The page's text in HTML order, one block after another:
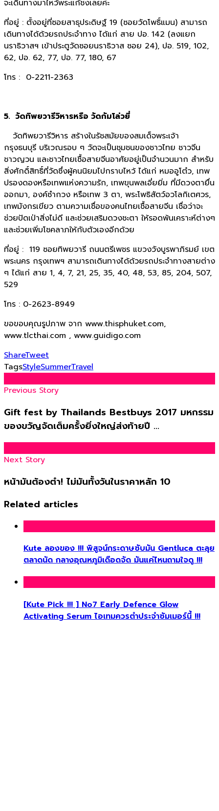
จะเดินทางมาไหว้พระแก้ชงเลยค่ะ
ที่อยู่ : ตั้งอยู่ที่ซอยสาธุประดิษฐ์ 19 (ซอยวัดโพธิ์แมน) สามารถ
เดินทางได้ด้วยรถประจำทาง ได้แก่ สาย ปอ. 142 (ลงแยก
นราธิวาสฯ เข้าประตูวัดซอยนราธิวาส ซอย 24), ปอ. 519, 102,
62, ปอ. 62, 77, ปอ. 77, 180, 67
โทร : 0-2211-2363
5. วัดทิพยวารีวิหารหรือ วัดกัมโล่วยี่
วัดทิพยวารีวิหาร สร้างในรัชสมัยของสมเด็จพระเจ้า
กรุงธนบุรี บริเวณรอบ ๆ วัดจะเป็นชุมชนของชาวไทย ชาวจีน
ชาวญวน และชาวไทยเชื้อสายจีนอาศัยอยู่เป็นจำนวนมาก สำหรับ
สิ่งศักดิ์สิทธิ์ที่วัดซึ่งผู้คนนิยมไปกราบไหว้ ได้แก่ หมออูโต๋ว, เทพ
ปรองดองหรือเทพแห่งความรัก, เทพขุนพลเอี่ยยิ่ม ที่มีดวงตายื่น
ออกมา, องค์ซำกวง หรือเทพ 3 ตา, พระโพธิสัตว์อวโลกิเตศวร,
เทพมังกรเขียว ตามความเชื่อของคนไทยเชื้อสายจีน เชื่อว่าจะ
ช่วยปัดเป่าสิ่งไม่ดี และช่วยเสริมดวงชะตา ให้รอดพ้นเคราะห์ต่างๆ
และช่วยเพิ่มโชคลาภให้กับตัวเองอีกด้วย
ที่อยู่ : 119 ซอยทิพยวารี ถนนตรีเพชร แขวงวังบูรพาภิรมย์ เขต
พระนคร กรุงเทพฯ สามารถเดินทางได้ด้วยรถประจำทางสายต่าง
ๆ ได้แก่ สาย 1, 4, 7, 21, 25, 35, 40, 48, 53, 85, 204, 507,
529
โทร : 0-2623-8949
ขอขอบคุณรูปภาพ จาก www.thisphuket.com,
www.tlcthai.com , www.guidigo.com
ShareTweet
TagsStyleSummerTravel
Previous Story
Gift fest by Thailands Bestbuys 2017 มหกรรม
ของขวัญจัดเต็มครั้งยิ่งใหญ่ส่งท้ายปี ...
Next Story
หน้ามันต้องตำ! ไม่มันทั้งวันในราคาหลัก 10
Related articles
Kute ลองของ !!! พิสูจน์กระดาษซับมัน Gentluca ตะลุย
ตลาดนัด กลางอุณหภูมิเดือดจัด มันแค่ไหนถามใจดู !!!
[Kute Pick !!! ] No7 Early Defence Glow
Activating Serum ไอเทมควรตำประจำซัมเมอร์นี้ !!!